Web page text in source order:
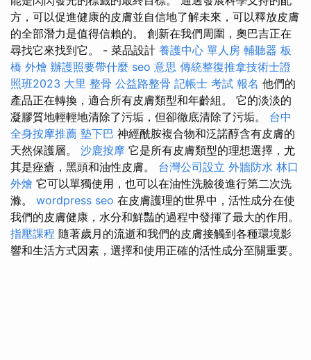
方，可以促進健康的皮膚並自信地了解未來，可以釋放皮膚
的全部潛力是值得信賴的。 創新在我們周圍，奧巴吉正在
尋找它來找到它。 - 菜品設計 養護中心 單人房 輔聽器 板
橋 外燴 辦護照要帶什麼 seo 意思 傳統整復推拿技術士證
照班2023 大里 整骨 公益路整骨 記帳士 考試 報名 他們的
產品正在轉換，適合所有皮膚類型和年齡組。 它的淡淡的
凝膠質地輕輕地清除了污垢，但卻徹底清除了污垢。 台中
全身按摩推薦 墊下巴 神經酰胺複合物和泛諾醇含有皮膚的
天然保護層。 沙鹿按摩 它是所有皮膚類型的理想選擇，尤
其是痤瘡，黑頭和油性皮膚。 台灣公司設立 外牆防水 林口
外燴 它可以單獨使用，也可以在油性洗臉後進行第二次洗
滌。 wordpress seo 在皮膚護理的世界中，活性成分在使
我們的皮膚健康，水分和鮮豔的過程中發揮了最大的作用。
指壓課程 隨著歲月的流逝和我們的皮膚接觸到各種環境影
響和生活方式因素，選擇和使用正確的活性成分至關重要。